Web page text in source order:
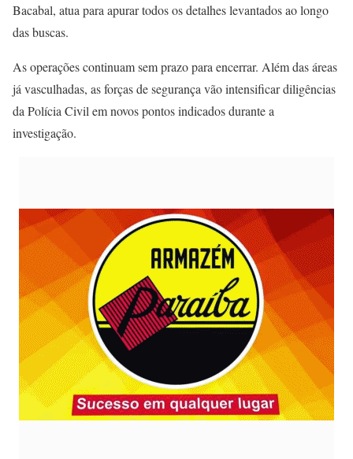
Bacabal, atua para apurar todos os detalhes levantados ao longo
das buscas.
As operações continuam sem prazo para encerrar. Além das áreas
já vasculhadas, as forças de segurança vão intensificar diligências
da Polícia Civil em novos pontos indicados durante a
investigação.